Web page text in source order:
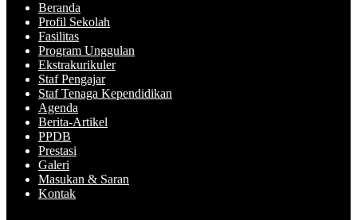
Beranda
Profil Sekolah
Fasilitas
Program Unggulan
Ekstrakurikuler
Staf Pengajar
Staf Tenaga Kependidikan
Agenda
Berita-Artikel
PPDB
Prestasi
Galeri
Masukan & Saran
Kontak